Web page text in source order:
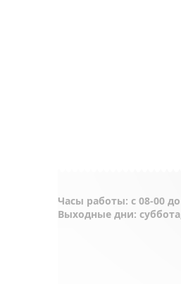
Часы работы: с 08-00
Выходные дни: